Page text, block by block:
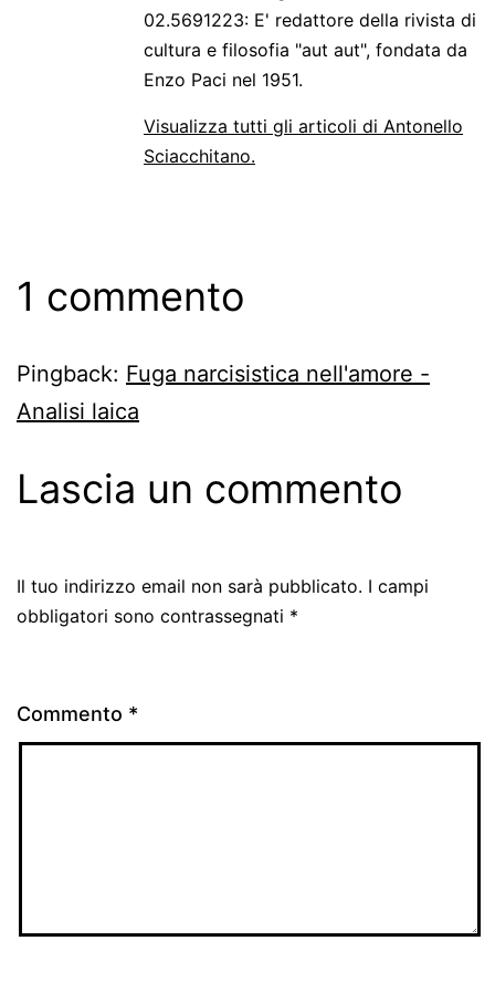
02.5691223: E' redattore della rivista di
cultura e filosofia "aut aut", fondata da
Enzo Paci nel 1951.
Visualizza tutti gli articoli di Antonello
Sciacchitano.
1 commento
Pingback: Fuga narcisistica nell'amore -
Analisi laica
Lascia un commento
Il tuo indirizzo email non sarà pubblicato. I campi
obbligatori sono contrassegnati *
Commento *